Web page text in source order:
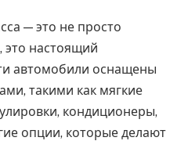
— это не просто
это настоящий
автомобили оснащены
такими как мягкие
кондиционеры,
опции, которые делают